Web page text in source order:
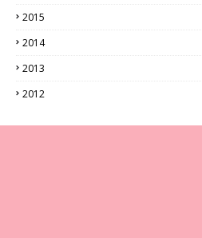
2015
2014
2013
2012